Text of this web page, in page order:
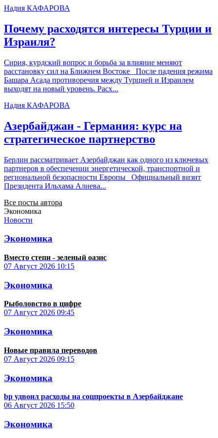
Надия КАФАРОВА
Почему расходятся интересы Турции и
Израиля?
Сирия, курдский вопрос и борьба за влияние меняют
расстановку сил на Ближнем Востоке После падения режима
Башара Асада противоречия между Турцией и Израилем
выходят на новый уровень. Расх...
Надия КАФАРОВА
Азербайджан - Германия: курс на
стратегическое партнерство
Берлин рассматривает Азербайджан как одного из ключевых
партнеров в обеспечении энергетической, транспортной и
региональной безопасности Европы Официальный визит
Президента Ильхама Алиева...
Все посты автора
Экономика
Новости
Экономика
Вместо степи - зеленый оазис
07 Август 2026 10:15
Экономика
Рыболовство в цифре
07 Август 2026 09:45
Экономика
Новые правила переводов
07 Август 2026 09:15
Экономика
bp удвоил расходы на соцпроекты в Азербайджане
06 Август 2026 15:50
Экономика